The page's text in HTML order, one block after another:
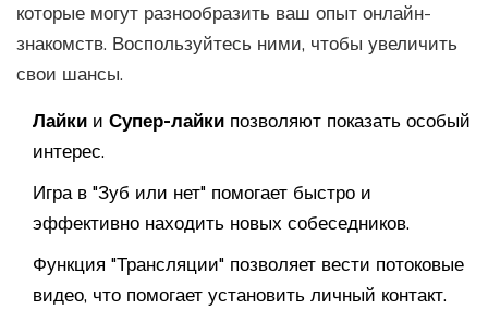
которые могут разнообразить ваш опыт онлайн-
знакомств. Воспользуйтесь ними, чтобы увеличить
свои шансы.
Лайки и Супер-лайки позволяют показать особый
интерес.
Игра в "Зуб или нет" помогает быстро и
эффективно находить новых собеседников.
Функция "Трансляции" позволяет вести потоковые
видео, что помогает установить личный контакт.